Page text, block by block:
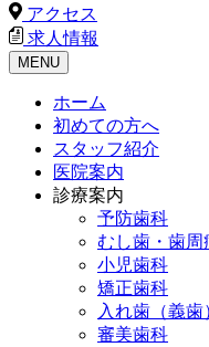
アクセス
求人情報
MENU
ホーム
初めての方へ
スタッフ紹介
医院案内
診療案内
予防歯科
むし歯・歯周
小児歯科
矯正歯科
入れ歯（義歯
審美歯科